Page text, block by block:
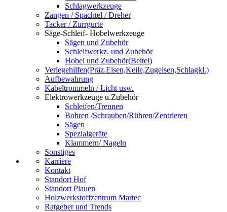
Schlagwerkzeuge
Zangen / Spachtel / Dreher
Tacker / Zurrgurte
Säge-Schleif- Hobelwerkzeuge
Sägen und Zubehör
Schleifwerkz. und Zubehör
Hobel und Zubehör(Beitel)
Verlegehilfen(Präz.Eisen,Keile,Zugeisen,Schlagkl.)
Aufbewahrung
Kabeltrommeln / Licht usw.
Elektrowerkzeuge u.Zubehör
Schleifen/Trennen
Bohren /Schrauben/Rühren/Zentrieren
Sägen
Spezialgeräte
Klammern/ Nageln
Sonstiges
Karriere
Kontakt
Standort Hof
Standort Plauen
Holzwerkstoffzentrum Martec
Ratgeber und Trends